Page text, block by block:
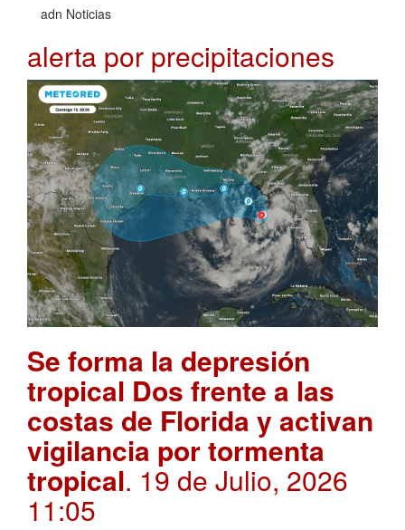
adn Noticias
alerta por precipitaciones
Se forma la depresión
tropical Dos frente a las
costas de Florida y activan
vigilancia por tormenta
tropical. 19 de Julio, 2026
11:05